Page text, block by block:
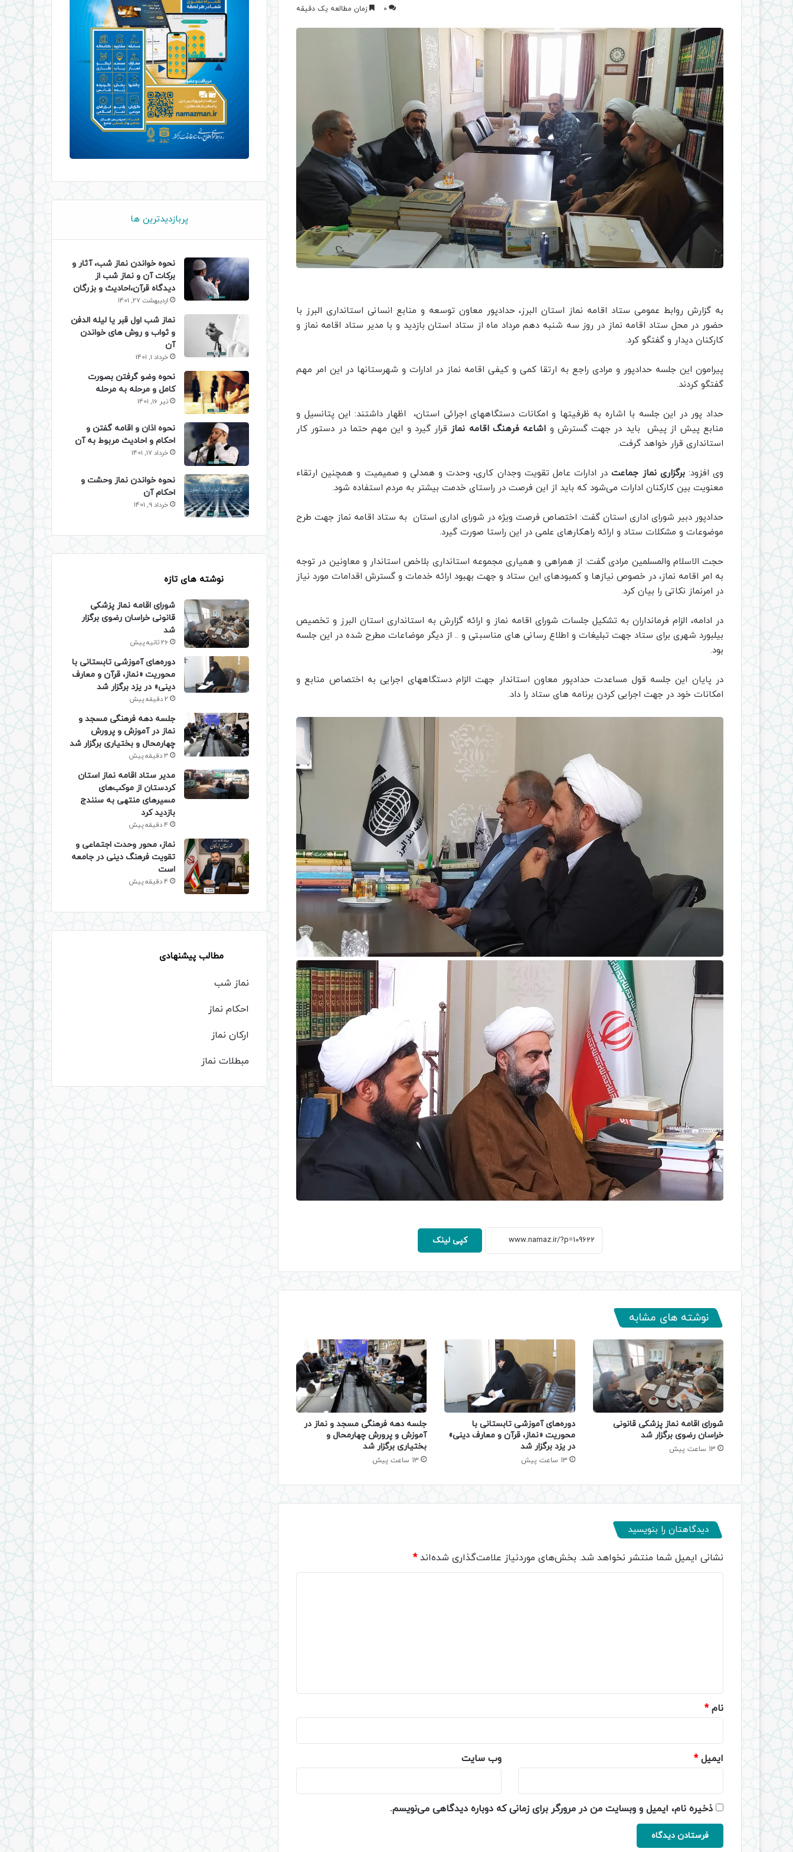
0 زمان مطالعه یک دقیقه
به گزارش روابط عمومی ستاد اقامه نماز استان البرز، حدادپور معاون توسعه و منابع انسانی استانداری البرز با
حضور در محل ستاد اقامه نماز در روز سه شنبه دهم مرداد ماه از ستاد استان بازدید و با مدیر ستاد اقامه نماز و
کارکنان دیدار و گفتگو کرد.
پیرامون این جلسه حدادپور و مرادی راجع به ارتقا کمی و کیفی اقامه نماز در ادارات و شهرستانها در این امر مهم
گفتگو کردند.
حداد پور در این جلسه با اشاره به ظرفیتها و امکانات دستگاههای اجرائی استان، اظهار داشتند: این پتانسیل و
منابع پیش از پیش باید در جهت گسترش و اشاعه فرهنگ اقامه نماز قرار گیرد و این مهم حتما در دستور کار
استانداری قرار خواهد گرفت.
وی افزود:برگزاری نماز جماعتدر ادارات عامل تقویت وجدان کاری، وحدت و همدلی و صمیمیت و همچنین ارتقاء
معنویت بین کارکنان ادارات می‌شود که باید از این فرصت در راستای خدمت بیشتر به مردم استفاده شود.
حدادپور دبیر شورای اداری استان گفت: اختصاص فرصت ویژه در شورای اداری استان به ستاد اقامه نماز جهت طرح
موضوعات و مشکلات ستاد و ارائه راهکارهای علمی در این راستا صورت گیرد.
حجت الاسلام والمسلمین مرادی گفت: از همراهی و همیاری مجموعه استانداری بلاخص استاندار و معاونین در توجه
به امر اقامه نماز، در خصوص نیازها و کمبودهای این ستاد و جهت بهبود ارائه خدمات و گسترش اقدامات مورد نیاز
در امرنماز نکاتی را بیان کرد.
در ادامه، الزام فرمانداران به تشکیل جلسات شورای اقامه نماز و ارائه گزارش به استانداری استان البرز و تخصیص
بیلبورد شهری برای ستاد جهت تبلیغات و اطلاع رسانی های مناسبتی و .. از دیگر موضاعات مطرح شده در این جلسه
بود.
در پایان این جلسه قول مساعدت حدادپور معاون استاندار جهت الزام دستگاههای اجرایی به اختصاص منابع و
امکانات خود در جهت اجرایی کردن برنامه های ستاد را داد.
کپی لینک
نوشته های مشابه
شورای اقامه نماز پزشکی قانونی
خراسان رضوی برگزار شد
13 ساعت پیش
دوره‌های آموزشی تابستانی با
محوریت «نماز، قرآن و معارف دینی»
در یزد برگزار شد
13 ساعت پیش
جلسه دهه فرهنگی مسجد و نماز در
آموزش و پرورش چهارمحال و
بختیاری برگزار شد
13 ساعت پیش
دیدگاهتان را بنویسید
نشانی ایمیل شما منتشر نخواهد شد. بخش‌های موردنیاز علامت‌گذاری شده‌اند*
نام*
ایمیل* وب‌ سایت
ذخیره نام، ایمیل و وبسایت من در مرورگر برای زمانی که دوباره دیدگاهی می‌نویسم.
پربازدیدترین ها
نحوه خواندن نماز شب، آثار و
برکات آن و نماز شب از
دیدگاه قرآن،احادیث و بزرگان
اردیبهشت 27, 1401
نماز شب اول قبر یا لیله الدفن
و ثواب و روش های خواندن
آن
خرداد 1, 1401
نحوه وضو گرفتن بصورت
کامل و مرحله به مرحله
تیر 16, 1401
نحوه اذان و اقامه گفتن و
احکام و احادیث مربوط به آن
خرداد 17, 1401
نحوه خواندن نماز وحشت و
احکام آن
خرداد 9, 1401
نوشته های تازه
شورای اقامه نماز پزشکی
قانونی خراسان رضوی برگزار
شد
26 ثانیه پیش
دوره‌های آموزشی تابستانی با
محوریت «نماز، قرآن و معارف
دینی» در یزد برگزار شد
2 دقیقه پیش
جلسه دهه فرهنگی مسجد و
نماز در آموزش و پرورش
چهارمحال و بختیاری برگزار شد
3 دقیقه پیش
مدیر ستاد اقامه نماز استان
کردستان از موکب‌های
مسیرهای منتهی به سنندج
بازدید کرد
4 دقیقه پیش
نماز، محور وحدت اجتماعی و
تقویت فرهنگ دینی در جامعه
است
4 دقیقه پیش
مطالب پیشنهادی
نماز شب
احکام نماز
ارکان نماز
مبطلات نماز